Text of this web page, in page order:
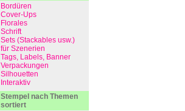
Bordüren
Cover-Ups
Florales
Schrift
Sets (Stackables usw.)
für Szenerien
Tags, Labels, Banner
Verpackungen
Silhouetten
Interaktiv
Stempel nach Themen
sortiert